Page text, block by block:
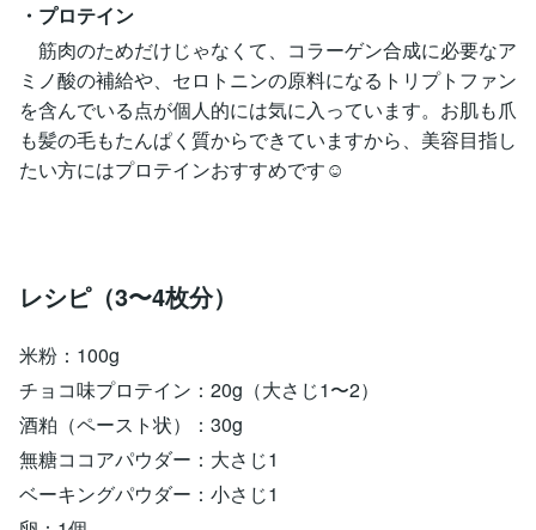
・プロテイン
筋肉のためだけじゃなくて、コラーゲン合成に必要なア
ミノ酸の補給や、セロトニンの原料になるトリプトファン
を含んでいる点が個人的には気に入っています。お肌も爪
も髪の毛もたんぱく質からできていますから、美容目指し
たい方にはプロテインおすすめです☺
レシピ（3〜4枚分）
米粉：100g
チョコ味プロテイン：20g（大さじ1〜2）
酒粕（ペースト状）：30g
無糖ココアパウダー：大さじ1
ベーキングパウダー：小さじ1